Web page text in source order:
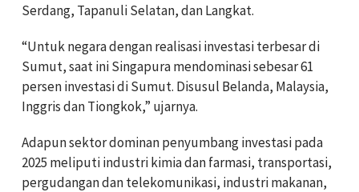
Serdang, Tapanuli Selatan, dan Langkat.
“Untuk negara dengan realisasi investasi terbesar di
Sumut, saat ini Singapura mendominasi sebesar 61
persen investasi di Sumut. Disusul Belanda, Malaysia,
Inggris dan Tiongkok,” ujarnya.
Adapun sektor dominan penyumbang investasi pada
2025 meliputi industri kimia dan farmasi, transportasi,
pergudangan dan telekomunikasi, industri makanan,